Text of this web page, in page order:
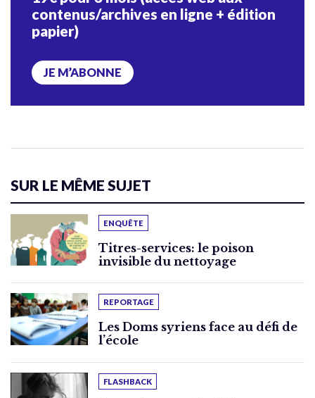
contenus/archives en ligne + édition
papier)
JE M’ABONNE
SUR LE MÊME SUJET
ENQUÊTE
Titres-services: le poison
invisible du nettoyage
REPORTAGE
Les Doms syriens face au défi de
l’école
FLASHBACK